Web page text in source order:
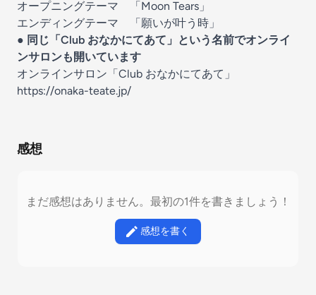
オープニングテーマ 「Moon Tears」
エンディングテーマ 「願いが叶う時」
● 同じ「Club おなかにてあて」という名前でオンライ
ンサロンも開いています
オンラインサロン「Club おなかにてあて」
https://onaka-teate.jp/
感想
まだ感想はありません。最初の1件を書きましょう！
感想を書く